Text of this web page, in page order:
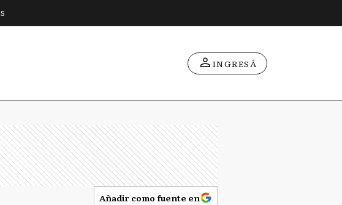
INGRESÁ
Añadir como fuente en